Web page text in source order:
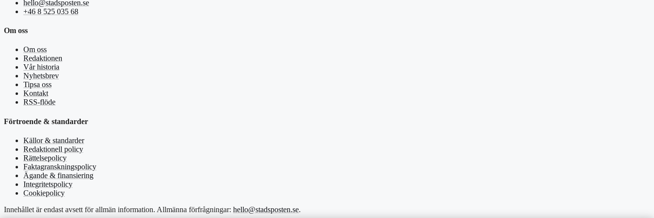
hello@stadsposten.se
+46 8 525 035 68
Om oss
Om oss
Redaktionen
Vår historia
Nyhetsbrev
Tipsa oss
Kontakt
RSS-flöde
Förtroende & standarder
Källor & standarder
Redaktionell policy
Rättelsepolicy
Faktagranskningspolicy
Ägande & finansiering
Integritetspolicy
Cookiepolicy
Innehållet är endast avsett för allmän information. Allmänna förfrågningar: hello@stadsposten.se.